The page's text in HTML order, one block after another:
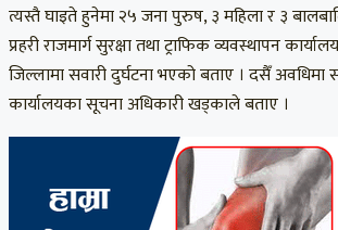
त्यस्तै घाइते हुनेमा २५ जना पुरुष, ३ महिला र ३
प्रहरी राजमार्ग सुरक्षा तथा ट्राफिक व्यवस्थापन
जिल्लामा सवारी दुर्घटना भएको बताए । दसैँ
कार्यालयका सूचना अधिकारी खड्काले बताए ।